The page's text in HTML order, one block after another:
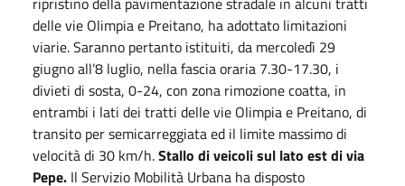
delle vie Olimpia e Preitano, ha adottato limitazioni
viarie. Saranno pertanto istituiti, da mercoledì 29
giugno all’8 luglio, nella fascia oraria 7.30-17.30, i
divieti di sosta, 0-24, con zona rimozione coatta, in
entrambi i lati dei tratti delle vie Olimpia e Preitano, di
transito per semicarreggiata ed il limite massimo di
velocità di 30 km/h.Stallo di veicoli sul lato est di via
Pepe. Il Servizio Mobilità Urbana ha disposto